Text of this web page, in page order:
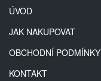
ÚVOD
JAK NAKUPOVAT
OBCHODNÍ PODMÍNKY
KONTAKT